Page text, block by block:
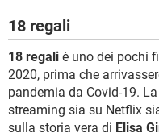
18 regali
18 regali è uno dei pochi
2020, prima che
pandemia da Covid-19.
streaming sia su Netflix
sulla storia vera di Elisa